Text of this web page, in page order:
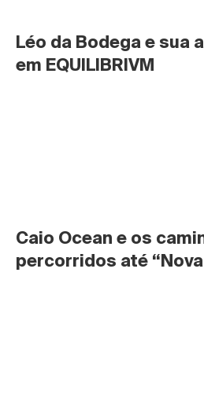
Léo da Bodega e sua
em EQUILIBRIVM
Caio Ocean e os
percorridos até